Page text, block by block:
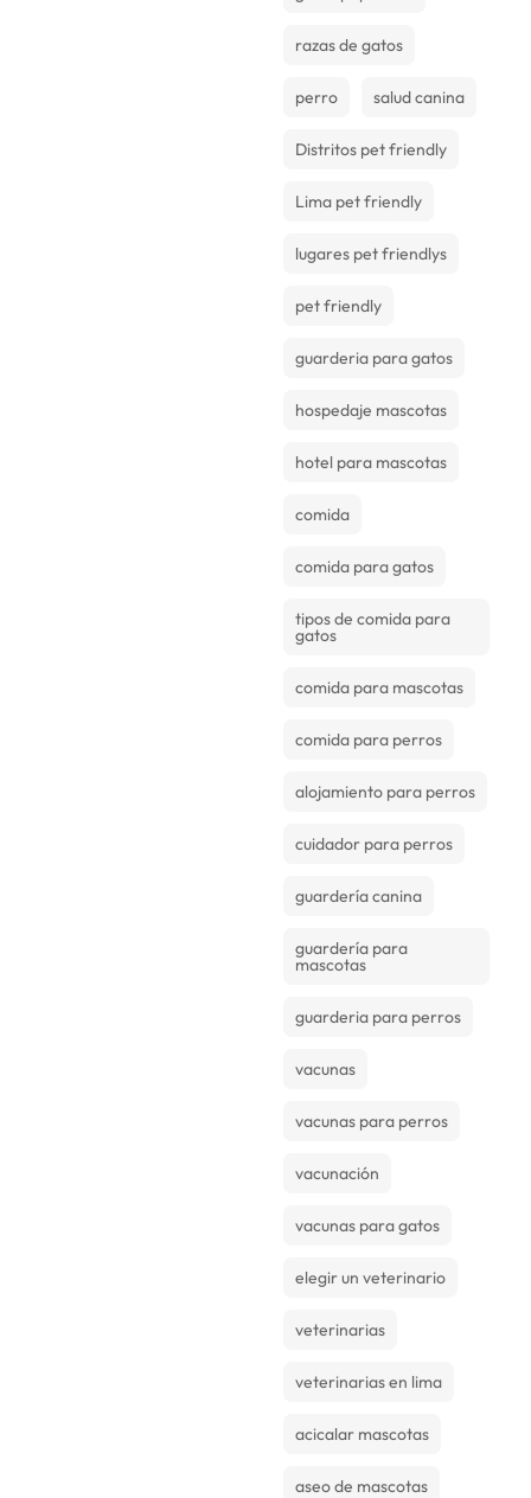
razas de gatos
perro salud canina
Distritos pet friendly
Lima pet friendly
lugares pet friendlys
pet friendly
guarderia para gatos
hospedaje mascotas
hotel para mascotas
comida
comida para gatos
tipos de comida para
gatos
comida para mascotas
comida para perros
alojamiento para perros
cuidador para perros
guardería canina
guardería para
mascotas
guarderia para perros
vacunas
vacunas para perros
vacunación
vacunas para gatos
elegir un veterinario
veterinarias
veterinarias en lima
acicalar mascotas
aseo de mascotas